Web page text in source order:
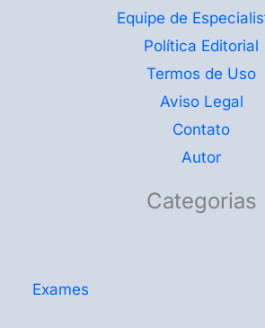
Equipe de
Política Editorial
Termos de Uso
Aviso Legal
Contato
Autor
Categorias
Exames